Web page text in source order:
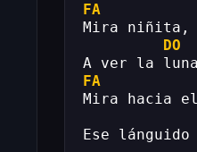
FA
Mira niñita,
DO
A ver la
FA
Mira hacia
Ese lánguido